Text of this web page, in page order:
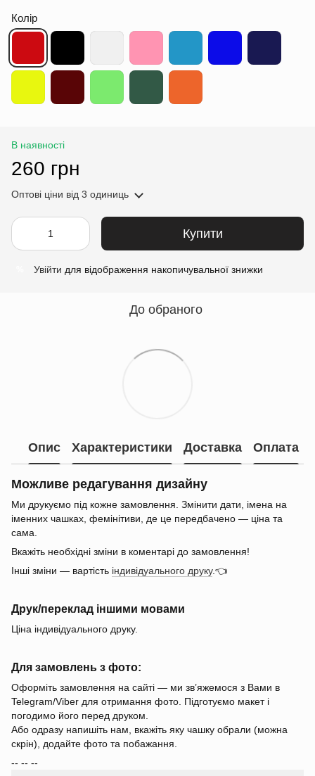
Колір
В наявності
260 грн
Оптові ціни від 3 одиниць
Купити
Увійти для відображення накопичувальної знижки
До обраного
Опис Характеристики Доставка Оплата
Можливе редагування дизайну
Ми друкуємо під кожне замовлення. Змінити дати, імена на
іменних чашках, фемінітиви, де це передбачено — ціна та
сама.
Вкажіть необхідні зміни в коментарі до замовлення!
Інші зміни — вартість індивідуального друку.👈
Друк/переклад іншими мовами
Ціна індивідуального друку.
Для замовлень з фото:
Оформіть замовлення на сайті — ми зв’яжемося з Вами в
Telegram/Viber для отримання фото. Підготуємо макет і
погодимо його перед друком.
Або одразу напишіть нам, вкажіть яку чашку обрали (можна
скрін), додайте фото та побажання.
-- -- --